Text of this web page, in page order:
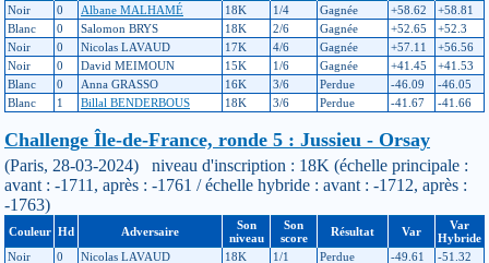
Noir
0 Albane MALHAMÉ 18K 1/4 Gagnée +58.62
+58.81
Blanc
0 Salomon BRYS 18K 2/6 Gagnée +52.65
+52.3
Noir
0 Nicolas LAVAUD 17K 4/6 Gagnée +57.11
+56.56
Noir
0 David MEIMOUN 15K 1/6 Gagnée +41.45
+41.53
Blanc
0 Anna GRASSO 16K 3/6 Perdue -46.09
-46.05
Blanc
1 Billal BENDERBOUS 18K 3/6 Perdue -41.67 -41.66
Challenge Île-de-France, ronde 5 : Jussieu - Orsay
(Paris, 28-03-2024) niveau d'inscription : 18K (échelle principale :
avant : -1711, après : -1761 / échelle hybride : avant : -1712, après :
-1763)
Couleur Hd Adversaire
Son
niveau
Son
score
Résultat Var
Var
Hybride
Noir
0 Nicolas LAVAUD 18K 1/1 Perdue -49.61 -51.32